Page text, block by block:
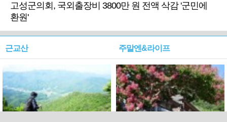
고성군의회, 국외출장비 3800만 원 전액 삭감 '군민에
환원'
근교산 주말엔&라이프